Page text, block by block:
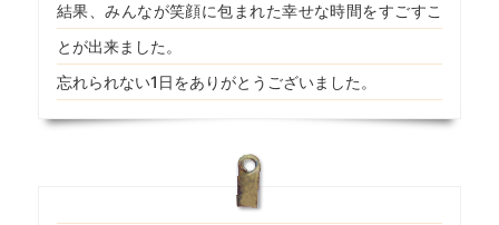
結果、みんなが笑顔に包まれた幸せな時間をすごすこ
とが出来ました。
忘れられない1日をありがとうございました。